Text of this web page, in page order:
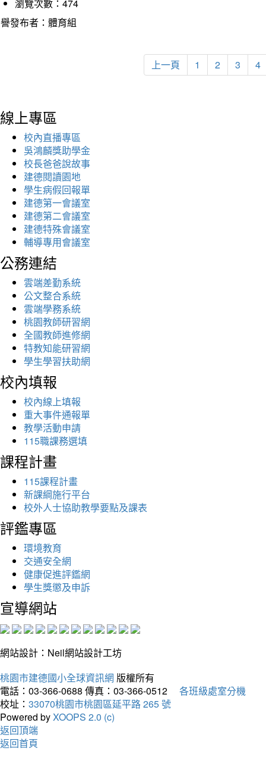
瀏覽次數：474
發布者：體育組
上一頁 1 2 3 4
線上專區
校內直播專區
吳鴻麟獎助學金
校長爸爸說故事
建德閱讀園地
學生病假回報單
建德第一會議室
建德第二會議室
建德特殊會議室
輔導專用會議室
公務連結
雲端差勤系統
公文整合系統
雲端學務系統
桃園教師研習網
全國教師進修網
特教知能研習網
學生學習扶助網
校內填報
校內線上填報
重大事件通報單
教學活動申請
115職課務選填
課程計畫
115課程計畫
新課綱施行平台
校外人士協助教學要點及課表
評鑑專區
環境教育
交通安全網
健康促進評鑑網
學生獎懲及申訴
宣導網站
網站設計：Neil網站設計工坊
桃園市建德國小全球資訊網 版權所有
電話：03-366-0688 傳真：03-366-0512
各班級處室分機
校址： 33070桃園市桃園區延平路 265 號
Powered byXOOPS 2.0 (c)
返回頂端
返回首頁